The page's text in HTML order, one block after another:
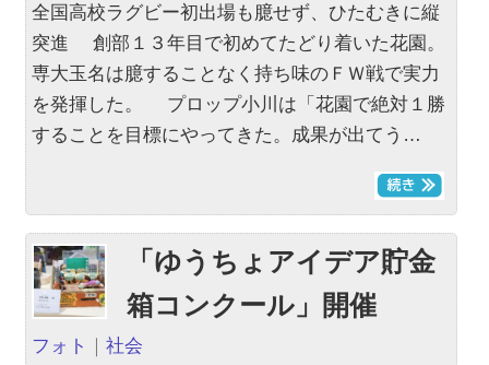
全国高校ラグビー初出場も臆せず、ひたむきに縦
突進 創部１３年目で初めてたどり着いた花園。
専大玉名は臆することなく持ち味のＦＷ戦で実力
を発揮した。 プロップ小川は「花園で絶対１勝
することを目標にやってきた。成果が出てう…
「ゆうちょアイデア貯金
箱コンクール」開催
フォト ｜社会